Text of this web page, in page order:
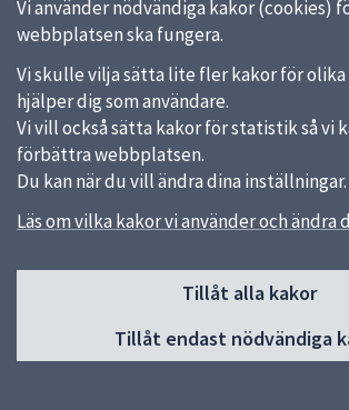
Vi använder nödvändiga kakor (cookies)
webbplatsen ska fungera.
Vi skulle vilja sätta lite fler kakor för
hjälper dig som användare.
Vi vill också sätta kakor för statistik så vi
förbättra webbplatsen.
Du kan när du vill ändra dina inställningar.
Läs om vilka kakor vi använder och ändra
Tillåt alla kakor
Tillåt endast nödvändiga